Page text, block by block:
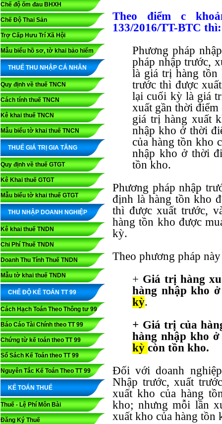
Chế độ ốm đau BHXH
Chế Độ Thai Sản
Trợ Cấp Hưu Trí Xã Hội
Mẫu biểu hồ sơ, tờ khai bảo hiểm
THUẾ THU NHẬP CÁ NHÂN
Quy định về thuế TNCN
Cách tính thuế TNCN
Kê khai thuế TNCN
Mẫu biểu tờ khai thuế TNCN
THUẾ GIÁ TRỊ GIA TĂNG
Quy định về thuế GTGT
Kê Khai thuế GTGT
Mẫu biểu tờ khai thuế GTGT
THU NHẬP DOANH NGHIỆP
Kê khai thuế TNDN
Chi Phí Thuế TNDN
Doanh Thu Tính Thuế TNDN
Mẫu tờ khai thuế TNDN
CHẾ ĐỘ KẾ TOÁN TT 99
Cách Hạch Toán Theo Thông tư 99
Báo Cáo Tài Chính theo TT 99
Chứng từ kế toán theo TT 99
Sổ Sách Kế Toán theo TT 99
Nguyên Tắc Kế Toán Theo TT 99
KẾ TOÁN THUẾ
Thuế - Lệ Phí Môn Bài
Đăng Ký Thuế
Theo điểm c
133/2016/TT-BTC thì:
Phương pháp
pháp nhập trước,
là giá trị hàng tồn
trước thì được
lại cuối kỳ là giá
xuất gần thời
giá trị hàng xuất
nhập kho ở thời
của hàng tồn kho
nhập kho ở thời
tồn kho.
Phương pháp nhập
định là hàng tồn kho
thì được xuất trước,
hàng tồn kho được
kỳ.
Theo phương pháp
+ Giá trị hàng
hàng nhập kho
kỳ.
+ Giá trị của
hàng nhập kho
kỳ còn tồn kho.
Đối với doanh
Nhập trước, xuất
xuất kho của hàng
kho; nhưng mỗi lần
xuất kho của hàng tồn